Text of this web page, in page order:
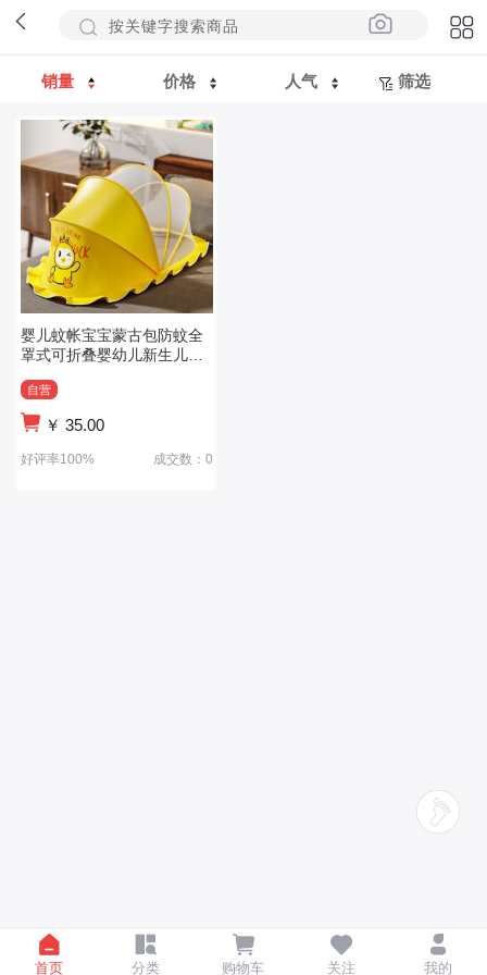
销量 价格 人气 筛选
婴儿蚊帐宝宝蒙古包防蚊全
罩式可折叠婴幼儿新生儿儿
自营
￥ 35.00
好评率100% 成交数：0
首页 分类 购物车 关注 我的